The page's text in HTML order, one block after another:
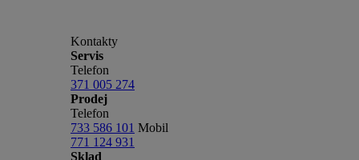
Kontakty
Servis
Telefon
371 005 274
Prodej
Telefon
733 586 101 Mobil
771 124 931
Sklad